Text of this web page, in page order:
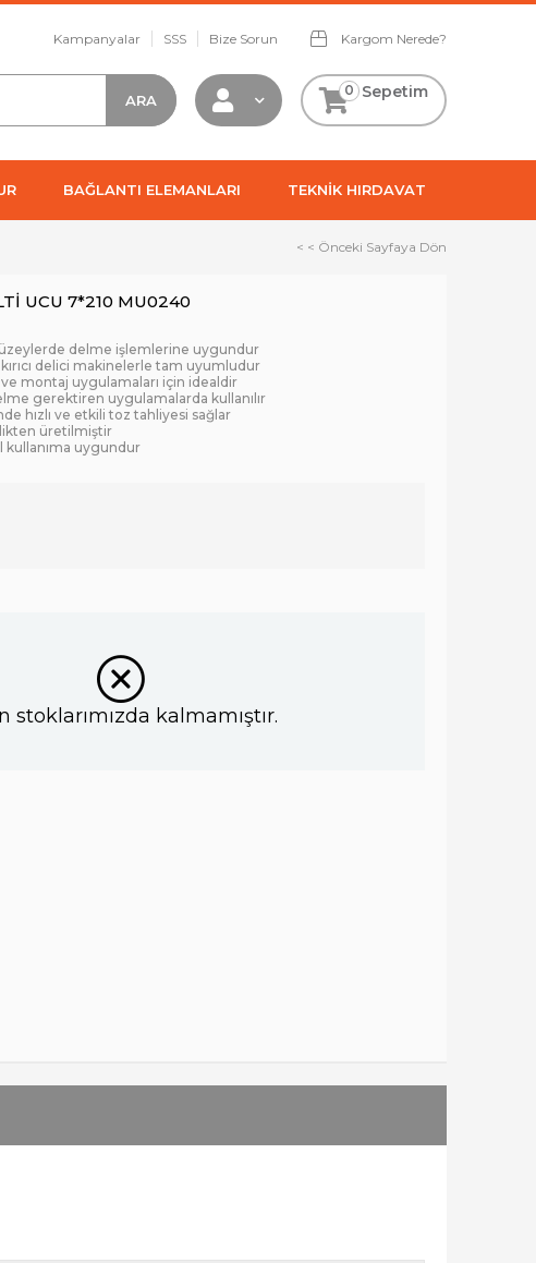
Kampanyalar SSS Bize Sorun Kargom Nerede?
Sepetim
0
BAĞLANTI ELEMANLARI TEKNİK HIRDAVAT
< < Önceki Sayfaya Dön
UCU 7*210 MU0240
delme işlemlerine uygundur
delici makinelerle tam uyumludur
montaj uygulamaları için idealdir
gerektiren uygulamalarda kullanılır
hızlı ve etkili toz tahliyesi sağlar
üretilmiştir
kullanıma uygundur
stoklarımızda kalmamıştır.